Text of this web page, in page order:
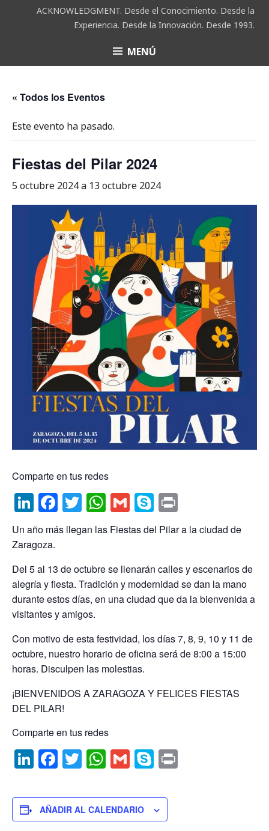
ACKNOWLEDGMENT. Desde el Conocimiento. Desde la
Experiencia. Desde la Innovación. Desde 1993.
ACK MENÚ
« Todos los Eventos
Este evento ha pasado.
Fiestas del Pilar 2024
5 octubre 2024a 13 octubre 2024
Comparte en tus redes
Li
n
k
e
dI
n
F
a
c
e
b
o
o
k
T
w
itt
er
W
h
at
s
A
p
G
m
ai
l
S
k
y
p
e
ri
nt
Un año más llegan las Fiestas del Pilar a la ciudad de
Zaragoza.
Del 5 al 13 de octubre se llenarán calles y escenarios de
alegría y fiesta. Tradición y modernidad se dan la mano
durante estos días, en una ciudad que da la bienvenida a
visitantes y amigos.
Con motivo de esta festividad, los días 7, 8, 9, 10 y 11 de
octubre, nuestro horario de oficina será de 8:00 a 15:00
horas. Disculpen las molestias.
¡BIENVENIDOS A ZARAGOZA Y FELICES FIESTAS
DEL PILAR!
Comparte en tus redes
Li
n
k
e
F
a
c
e
T
w
itt
er
W
h
at
s
G
m
ai
l
S
k
y
p
AÑADIR AL CALENDARIO